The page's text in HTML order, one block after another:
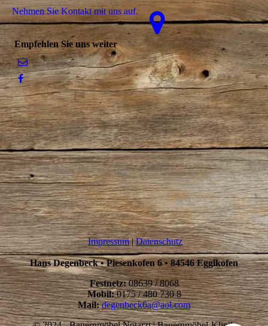
Nehmen Sie Kontakt mit uns auf.
Empfehlen Sie uns weiter
Impressum|Datenschutz
Hans Degenbeck • Piesenkofen 6 • 84546 Egglkofen
Festnetz:08639 / 8068
Mobil:0175 / 480 730 8
Mail: degenbeck6a@aol.com